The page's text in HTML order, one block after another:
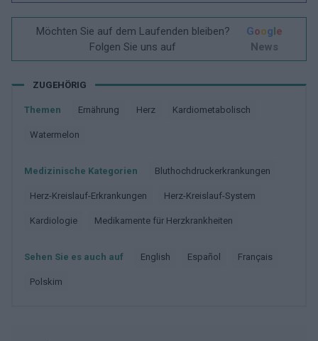
Möchten Sie auf dem Laufenden bleiben?
Folgen Sie uns auf
Google
News
ZUGEHÖRIG
Themen Ernährung Herz Kardiometabolisch
Watermelon
Medizinische Kategorien Bluthochdruckerkrankungen
Herz-Kreislauf-Erkrankungen Herz-Kreislauf-System
Kardiologie Medikamente für Herzkrankheiten
Sehen Sie es auch auf english español français
polskim